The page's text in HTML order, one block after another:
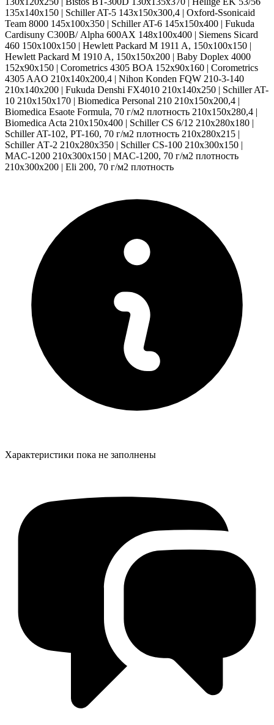
135x140x150 | Schiller AT-5 143x150x300,4 | Oxford-Ssonicaid
Team 8000 145x100x350 | Schiller AT-6 145x150x400 | Fukuda
Cardisuny С300В/ Alpha 600AX 148x100x400 | Siemens Sicard
460 150x100x150 | Hewlett Packard M 1911 A, 150x100x150 |
Hewlett Packard M 1910 A, 150x150x200 | Baby Doplex 4000
152x90x150 | Corometrics 4305 BOA 152x90x160 | Corometrics
4305 AAO 210x140x200,4 | Nihon Konden FQW 210-3-140
210x140x200 | Fukuda Denshi FX4010 210x140x250 | Schiller AT-
10 210x150x170 | Biomedica Personal 210 210x150x200,4 |
Biomedica Esaote Formula, 70 г/м2 плотность 210x150x280,4 |
Biomedica Acta 210x150x400 | Schiller CS 6/12 210x280x180 |
Schiller AT-102, PT-160, 70 г/м2 плотность 210x280x215 |
Schiller АТ-2 210x280x350 | Schiller CS-100 210x300x150 |
MAC-1200 210x300x150 | MAC-1200, 70 г/м2 плотность
210x300x200 | Eli 200, 70 г/м2 плотность
Характеристики пока не заполнены